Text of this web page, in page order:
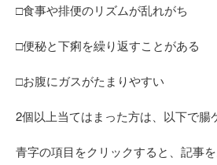
□食事や排便のリズムが乱れがち
□便秘と下痢を繰り返すことがある
□お腹にガスがたまりやすい
2個以上当てはまった方は、以下で腸
青字の項目をクリックすると、記事を